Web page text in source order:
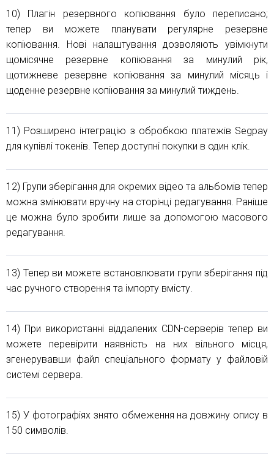
10) Плагін резервного копіювання було переписано;
тепер ви можете планувати регулярне резервне
копіювання. Нові налаштування дозволяють увімкнути
щомісячне резервне копіювання за минулий рік,
щотижневе резервне копіювання за минулий місяць і
щоденне резервне копіювання за минулий тиждень.
11) Розширено інтеграцію з обробкою платежів Segpay
для купівлі токенів. Тепер доступні покупки в один клік.
12) Групи зберігання для окремих відео та альбомів тепер
можна змінювати вручну на сторінці редагування. Раніше
це можна було зробити лише за допомогою масового
редагування.
13) Тепер ви можете встановлювати групи зберігання під
час ручного створення та імпорту вмісту.
14) При використанні віддалених CDN-серверів тепер ви
можете перевірити наявність на них вільного місця,
згенерувавши файл спеціального формату у файловій
системі сервера.
15) У фотографіях знято обмеження на довжину опису в
150 символів.